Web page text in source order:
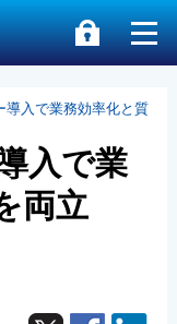
導入で業務効率化と質
入で業
両立